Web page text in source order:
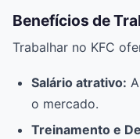
Benefícios de
Trabalhar no KFC
Salário atrativo:
o mercado.
Treinamento e